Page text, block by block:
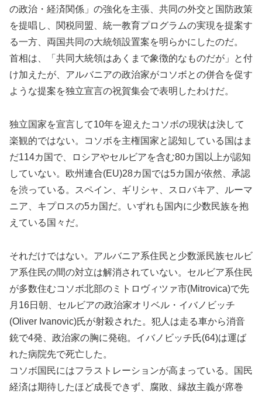
の政治・経済関係」の強化を主張、共同の外交と国防政策
を提唱し、関税同盟、統一教育プログラムの実現を提案す
る一方、両国共同の大統領設置案を明らかにしたのだ。
首相は、「共同大統領はあくまで象徴的なものだが」と付
け加えたが、アルバニアの政治家がコソボとの併合を促す
ような提案を独立宣言の祝賀集会で表明したわけだ。
独立国家を宣言して10年を迎えたコソボの現状は決して
楽観的ではない。コソボを主権国家と認知している国はま
だ114カ国で、ロシアやセルビアを含む80カ国以上が認知
していない。欧州連合(EU)28カ国では5カ国が依然、承認
を渋っている。スペイン、ギリシャ、スロバキア、ルーマ
ニア、キプロスの5カ国だ。いずれも国内に少数民族を抱
えている国々だ。
それだけではない。アルバニア系住民と少数派民族セルビ
ア系住民の間の対立は解消されていない。セルビア系住民
が多数住むコソボ北部のミトロヴィツァ市(Mitrovica)で先
月16日朝、セルビアの政治家オリベル・イバノビッチ
(Oliver Ivanovic)氏が射殺された。犯人は走る車から消音
銃で4発、政治家の胸に発砲。イバノビッチ氏(64)は運ば
れた病院先で死亡した。
コソボ国民にはフラストレーションが高まっている。国民
経済は期待したほど成長できず、腐敗、縁故主義が席巻